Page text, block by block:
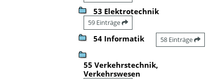
53 Elektrotechnik
59 Einträge
54 Informatik 58 Einträge
55 Verkehrstechnik,
Verkehrswesen